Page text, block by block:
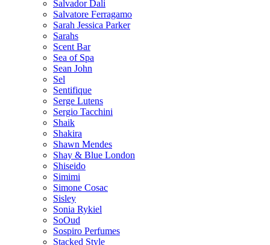
Salvador Dali
Salvatore Ferragamo
Sarah Jessica Parker
Sarahs
Scent Bar
Sea of Spa
Sean John
Sel
Sentifique
Serge Lutens
Sergio Tacchini
Shaik
Shakira
Shawn Mendes
Shay & Blue London
Shiseido
Simimi
Simone Cosac
Sisley
Sonia Rykiel
SoOud
Sospiro Perfumes
Stacked Style